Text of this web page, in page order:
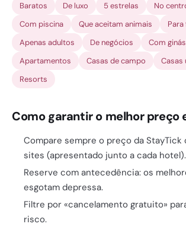
Baratos De luxo 5 estrelas
No
Com piscina
Que aceitam animais
Apenas adultos
De negócios Com
Apartamentos
Casas de campo
Casas
Resorts
Como garantir o melhor preço
Compare sempre o preço da
sites (apresentado junto a cada hotel).
Reserve com antecedência: os
esgotam depressa.
Filtre por «cancelamento gratuito»
risco.